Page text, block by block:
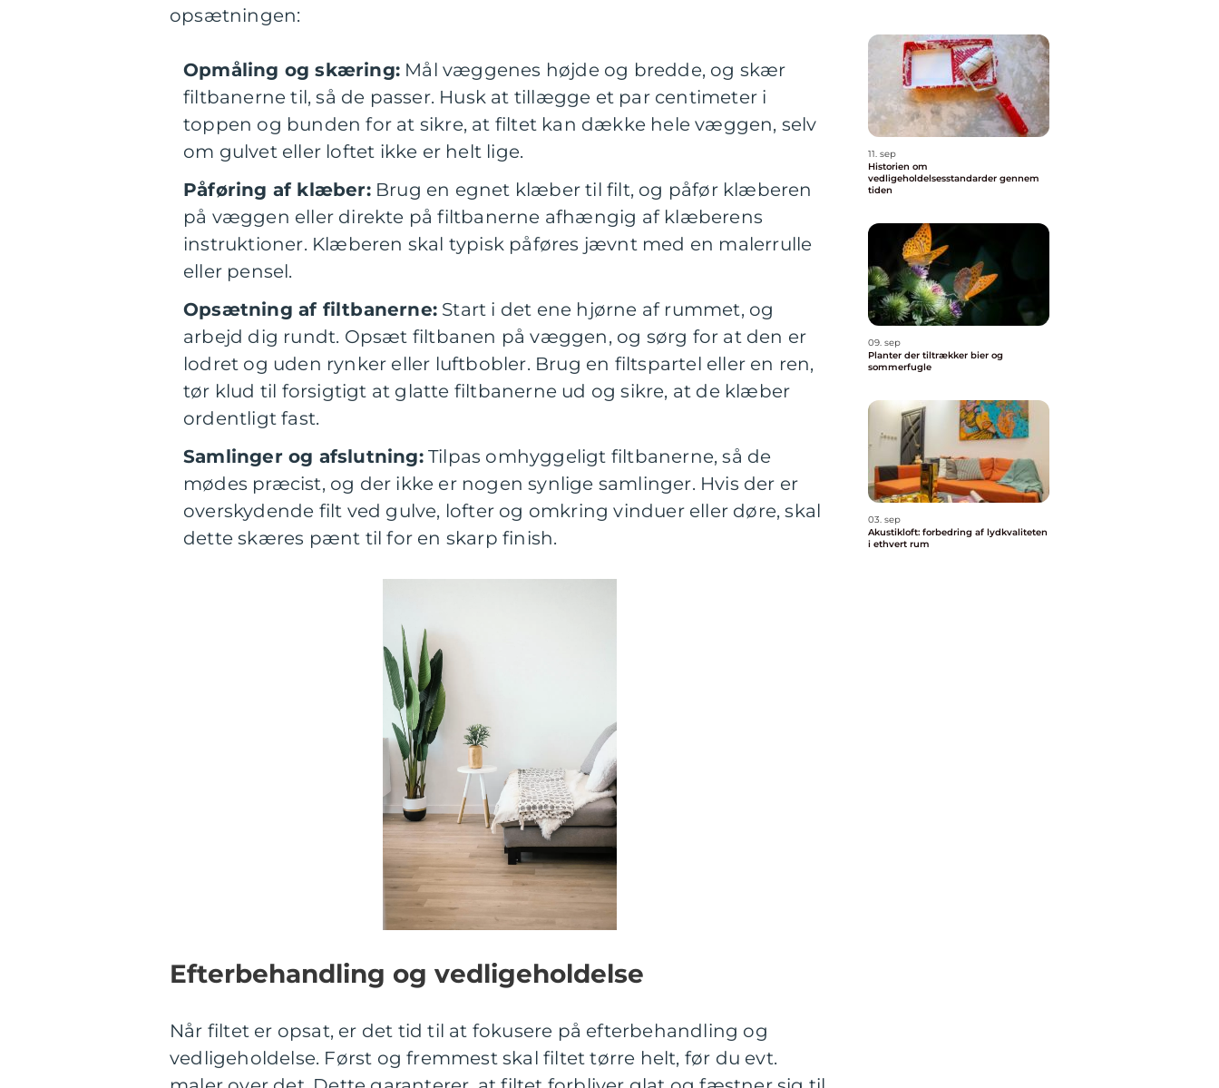
opsætningen:
Opmåling og skæring: Mål væggenes højde og bredde, og skær
filtbanerne til, så de passer. Husk at tillægge et par centimeter i
toppen og bunden for at sikre, at filtet kan dække hele væggen, selv
om gulvet eller loftet ikke er helt lige.
Påføring af klæber:Brug en egnet klæber til filt, og påfør klæberen
på væggen eller direkte på filtbanerne afhængig af klæberens
instruktioner. Klæberen skal typisk påføres jævnt med en malerrulle
eller pensel.
Opsætning af filtbanerne: Start i det ene hjørne af rummet, og
arbejd dig rundt. Opsæt filtbanen på væggen, og sørg for at den er
lodret og uden rynker eller luftbobler. Brug en filtspartel eller en ren,
tør klud til forsigtigt at glatte filtbanerne ud og sikre, at de klæber
ordentligt fast.
Samlinger og afslutning:Tilpas omhyggeligt filtbanerne, så de
mødes præcist, og der ikke er nogen synlige samlinger. Hvis der er
overskydende filt ved gulve, lofter og omkring vinduer eller døre, skal
dette skæres pænt til for en skarp finish.
Efterbehandling og vedligeholdelse
Når filtet er opsat, er det tid til at fokusere på efterbehandling og
vedligeholdelse. Først og fremmest skal filtet tørre helt, før du evt.
11. sep
Historien om
vedligeholdelsesstandarder gennem
tiden
09. sep
Planter der tiltrækker bier og
sommerfugle
03. sep
Akustikloft: forbedring af lydkvaliteten
i ethvert rum